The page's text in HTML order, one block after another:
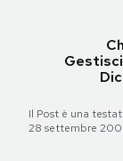
Il Post è una
28 settembre